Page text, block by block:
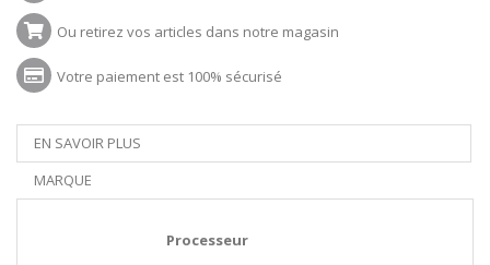
Ou retirez vos articles dans notre magasin
Votre paiement est 100% sécurisé
EN SAVOIR PLUS
MARQUE
Processeur